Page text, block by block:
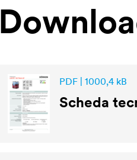
PDF | 1000,4 kB
Scheda